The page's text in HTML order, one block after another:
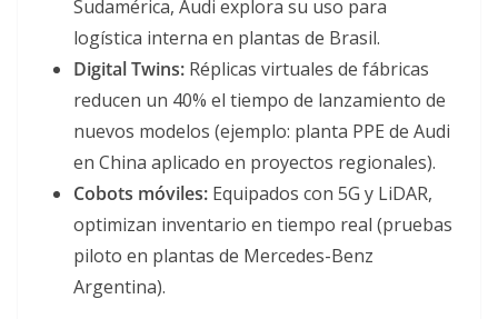
Sudamérica, Audi explora su uso para
logística interna en plantas de Brasil.
Digital Twins: Réplicas virtuales de fábricas
reducen un 40% el tiempo de lanzamiento de
nuevos modelos (ejemplo: planta PPE de Audi
en China aplicado en proyectos regionales).
Cobots móviles: Equipados con 5G y LiDAR,
optimizan inventario en tiempo real (pruebas
piloto en plantas de Mercedes-Benz
Argentina).